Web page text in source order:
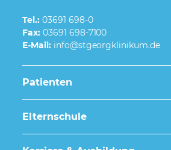
Tel.: 03691 698-0
Fax: 03691 698-7100
E-Mail:
Patienten
Elternschule